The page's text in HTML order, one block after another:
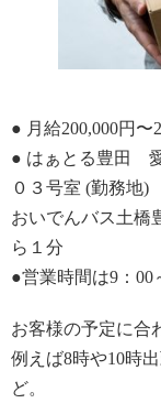
● 月給200,000円〜
● はぁとる豊田
０３号室 (勤務地)
おいでんバス土
ら１分
●営業時間は9：00
お客様の予定に合
例えば8時や10時
ど。